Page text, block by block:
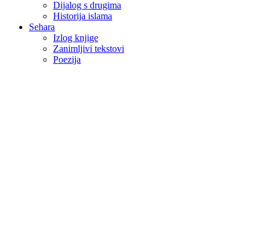
Dijalog s drugima
Historija islama
Sehara
Izlog knjige
Zanimljivi tekstovi
Poezija